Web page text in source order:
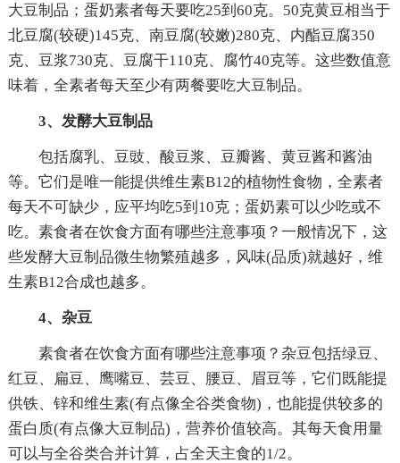
大豆制品；蛋奶素者每天要吃25到60克。50克黄豆相当于
北豆腐(较硬)145克、南豆腐(较嫩)280克、内酯豆腐350
克、豆浆730克、豆腐干110克、腐竹40克等。这些数值意
味着，全素者每天至少有两餐要吃大豆制品。
3、发酵大豆制品
包括腐乳、豆豉、酸豆浆、豆瓣酱、黄豆酱和酱油
等。它们是唯一能提供维生素B12的植物性食物，全素者
每天不可缺少，应平均吃5到10克；蛋奶素可以少吃或不
吃。素食者在饮食方面有哪些注意事项？一般情况下，这
些发酵大豆制品微生物繁殖越多，风味(品质)就越好，维
生素B12合成也越多。
4、杂豆
素食者在饮食方面有哪些注意事项？杂豆包括绿豆、
红豆、扁豆、鹰嘴豆、芸豆、腰豆、眉豆等，它们既能提
供铁、锌和维生素(有点像全谷类食物)，也能提供较多的
蛋白质(有点像大豆制品)，营养价值较高。其每天食用量
可以与全谷类合并计算，占全天主食的1/2。